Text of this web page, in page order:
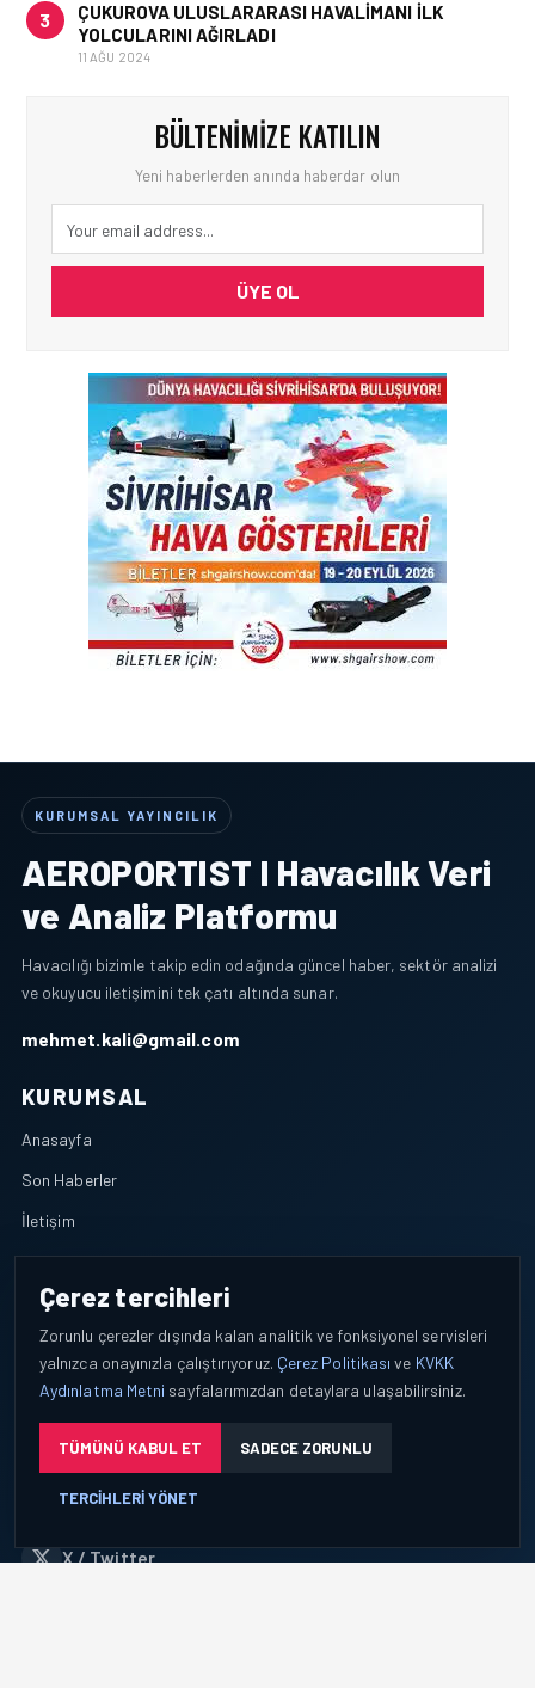
3
ÇUKUROVA ULUSLARARASI HAVALIMANI İLK
YOLCULARINI AĞIRLADI
11 AĞU 2024
BÜLTENIMIZE KATILIN
Yeni haberlerden anında haberdar olun
ÜYE OL
KURUMSAL YAYINCILIK
AEROPORTIST I Havacılık Veri
ve Analiz Platformu
Havacılığı bizimle takip edin odağında güncel haber, sektör analizi
ve okuyucu iletişimini tek çatı altında sunar.
mehmet.kali@gmail.com
KURUMSAL
Anasayfa
Son Haberler
İletişim
Çerez Politikası
Çerez Tercihleri
TAKIPTE KALIN
Facebook
X / Twitter
Çerez tercihleri
Zorunlu çerezler dışında kalan analitik ve fonksiyonel servisleri
yalnızca onayınızla çalıştırıyoruz. Çerez Politikası ve KVKK
Aydınlatma Metni sayfalarımızdan detaylara ulaşabilirsiniz.
TÜMÜNÜ KABUL ET SADECE ZORUNLU
TERCIHLERI YÖNET